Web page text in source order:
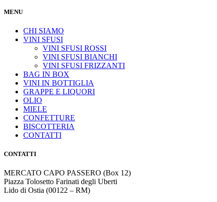
MENU
CHI SIAMO
VINI SFUSI
VINI SFUSI ROSSI
VINI SFUSI BIANCHI
VINI SFUSI FRIZZANTI
BAG IN BOX
VINI IN BOTTIGLIA
GRAPPE E LIQUORI
OLIO
MIELE
CONFETTURE
BISCOTTERIA
CONTATTI
CONTATTI
MERCATO CAPO PASSERO (Box 12)
Piazza Tolosetto Farinati degli Uberti
Lido di Ostia (00122 – RM)